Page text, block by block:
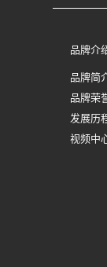
品牌介
品牌简
品牌荣
发展历
视频中